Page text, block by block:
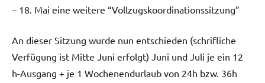
– 18. Mai eine weitere “Vollzugskoordinationssitzung”
An dieser Sitzung wurde nun entschieden (schrifliche
Verfügung ist Mitte Juni erfolgt) Juni und Juli je ein 12
h-Ausgang + je 1 Wochenendurlaub von 24h bzw. 36h